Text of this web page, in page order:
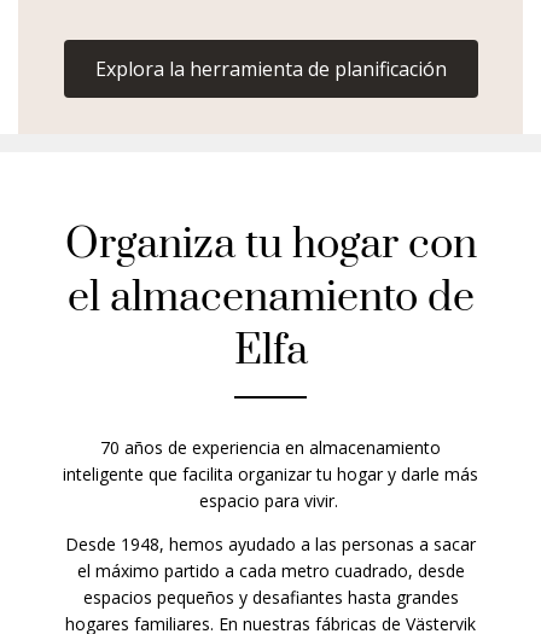
Explora la herramienta de planificación
Organiza tu hogar con
el almacenamiento de
Elfa
70 años de experiencia en almacenamiento
inteligente que facilita organizar tu hogar y darle más
espacio para vivir.
Desde 1948, hemos ayudado a las personas a sacar
el máximo partido a cada metro cuadrado, desde
espacios pequeños y desafiantes hasta grandes
hogares familiares. En nuestras fábricas de Västervik